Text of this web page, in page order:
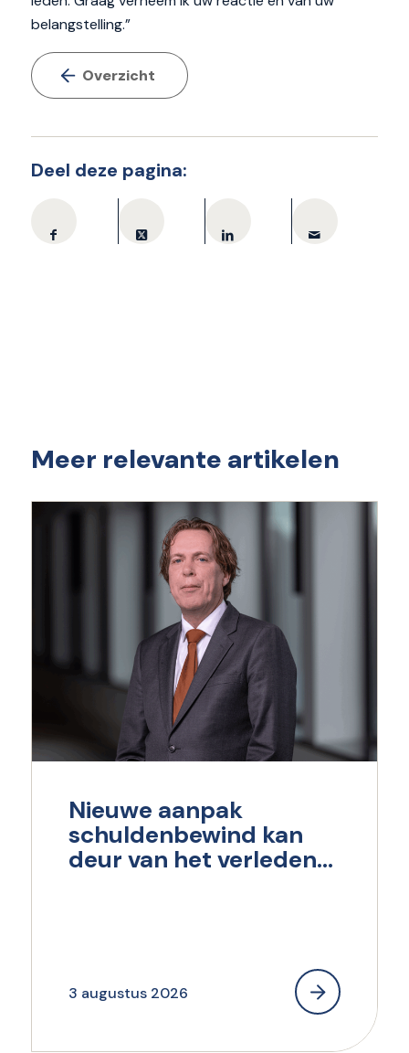
belangstelling.”
Overzicht
Deel deze pagina:
Meer relevante artikelen
Nieuwe aanpak
schuldenbewind kan
deur van het verleden
3 augustus 2026